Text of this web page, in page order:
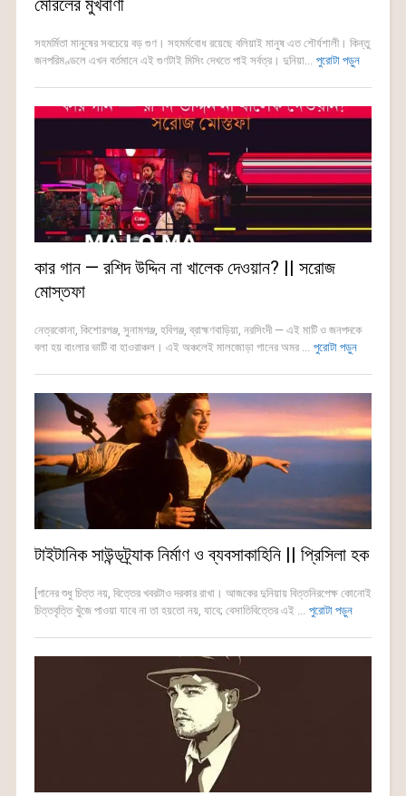
মেরিলের মুখবাণী
সহমর্মিতা মানুষের সবচেয়ে বড় গুণ। সহমর্মবোধ রয়েছে বলিয়াই মানুষ এত শৌর্যশালী। কিন্তু
জনপরিমণ্ডলে এখন বর্তমানে এই গুণটাই মিসিং দেখতে পাই সর্বত্র। দুনিয়া... পুরোটা পড়ুন
কার গান — রশিদ উদ্দিন না খালেক দেওয়ান? || সরোজ
মোস্তফা
নেত্রকোনা, কিশোরগঞ্জ, সুনামগঞ্জ, হবিগঞ্জ, ব্রাহ্মণবাড়িয়া, নরসিংদী — এই মাটি ও জনপদকে
বলা হয় বাংলার ভাটি বা হাওরাঞ্চল। এই অঞ্চলেই মালজোড়া গানের অমর ... পুরোটা পড়ুন
টাইটানিক সাউন্ডট্র্যাক নির্মাণ ও ব্যবসাকাহিনি || প্রিসিলা হক
[গানের শুধু চিত্ত নয়, বিত্তের খবরটাও দরকার রাখা। আজকের দুনিয়ায় বিত্তনিরপেক্ষ কোনোই
চিত্তবৃত্তি খুঁজে পাওয়া যাবে না তা হয়তো নয়, যাবে; বেসাতিবিত্তের এই ... পুরোটা পড়ুন